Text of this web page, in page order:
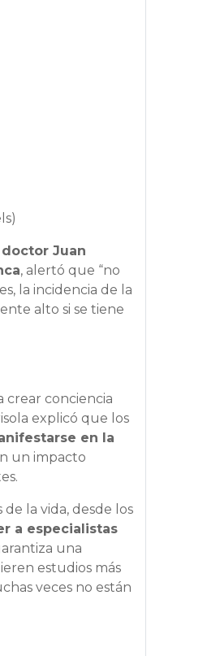
doctor Juan
, alertó que “no
la incidencia de la
alto si se tiene
crear conciencia
explicó que los
en la
un impacto
la vida, desde los
a especialistas
una
estudios más
veces no están